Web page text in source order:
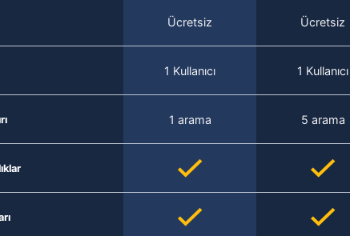
Ücretsiz Ücretsiz
1 Kullanıcı 1 Kullanıcı
1 arama 5 arama